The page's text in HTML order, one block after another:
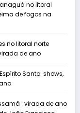
no litoral
de fogos na
no litoral norte
de ano
Santo: shows,
: virada de ano